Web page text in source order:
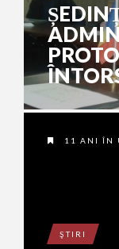
11 ANI ÎN
ŞTIRI